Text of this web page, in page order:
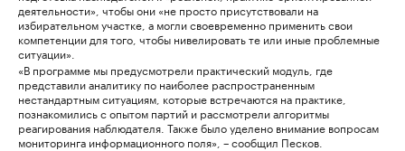
деятельности», чтобы они «не просто присутствовали на
избирательном участке, а могли своевременно применить свои
компетенции для того, чтобы нивелировать те или иные проблемные
ситуации».
«В программе мы предусмотрели практический модуль, где
представили аналитику по наиболее распространенным
нестандартным ситуациям, которые встречаются на практике,
познакомились с опытом партий и рассмотрели алгоритмы
реагирования наблюдателя. Также было уделено внимание вопросам
мониторинга информационного поля», – сообщил Песков.